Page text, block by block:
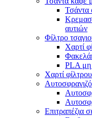
Τσάντα
αυτιών
Φίλτρο
Χαρτί
PLA μη
Χαρτί
Επιτραπέζια